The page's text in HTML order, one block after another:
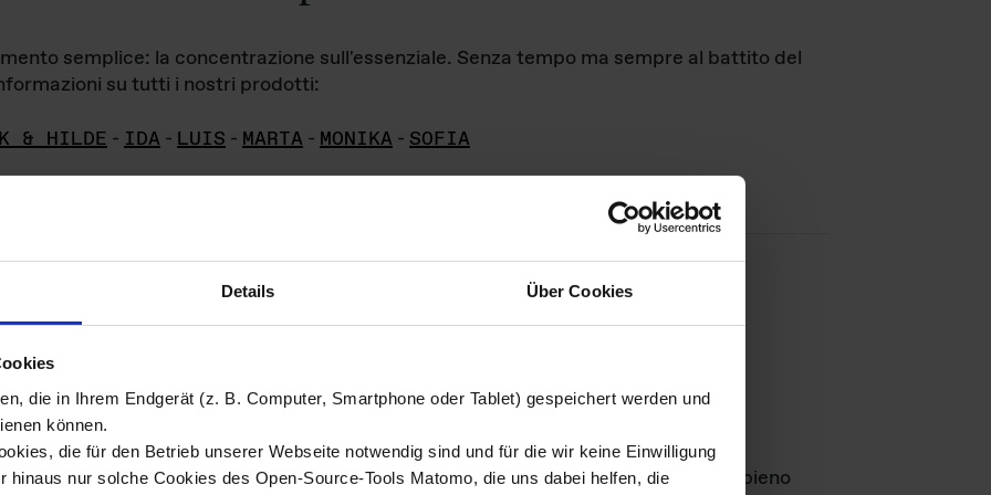
Details Über Cookies
die in Ihrem Endgerät (z. B. Computer, Smartphone oder Tablet) gespeichert werden und
können.
die für den Betrieb unserer Webseite notwendig sind und für die wir keine Einwilligung
hinaus nur solche Cookies des Open-Source-Tools Matomo, die uns dabei helfen, die
semplice: la concentrazione sull'essenziale. Senza tempo ma sempre al battito del
su tutti i nostri prodotti:
& HILDE - IDA - LUIS - MARTA - MONIKA - SOFIA
di immagini
materiale fotografico sono detenuti daDas ganze LebenGmbH e rimangono in pieno